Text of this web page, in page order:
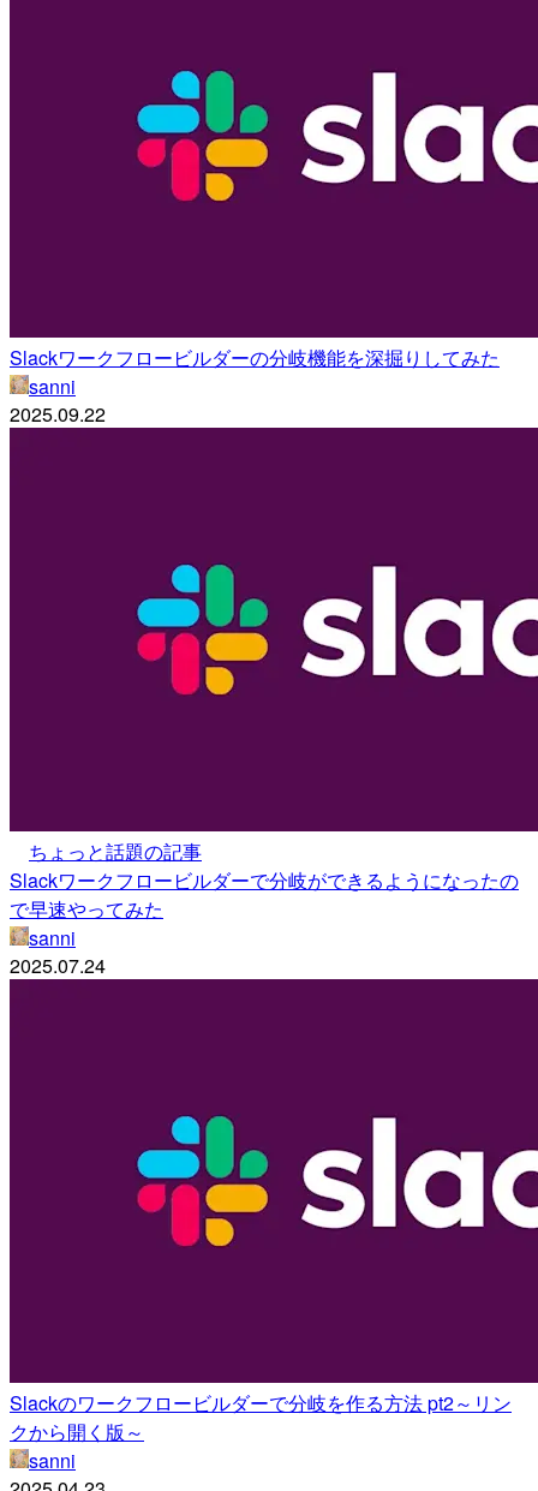
Slackワークフロービルダーの分岐機能を深掘りしてみた
sanni
2025.09.22
ちょっと話題の記事
Slackワークフロービルダーで分岐ができるようになったの
で早速やってみた
sanni
2025.07.24
Slackのワークフロービルダーで分岐を作る方法 pt2～リン
クから開く版～
sanni